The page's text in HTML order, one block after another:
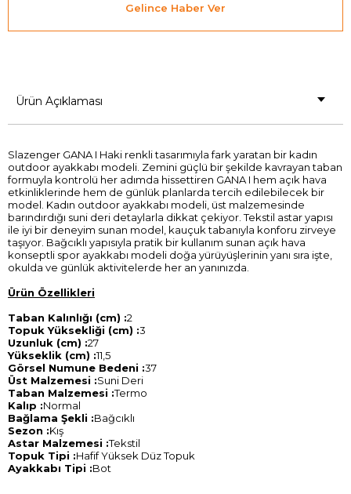
Gelince Haber Ver
Ürün Açıklaması
Slazenger GANA I Haki renkli tasarımıyla fark yaratan bir kadın
outdoor ayakkabı modeli. Zemini güçlü bir şekilde kavrayan taban
formuyla kontrolü her adımda hissettiren GANA I hem açık hava
etkinliklerinde hem de günlük planlarda tercih edilebilecek bir
model. Kadın outdoor ayakkabı modeli, üst malzemesinde
barındırdığı suni deri detaylarla dikkat çekiyor. Tekstil astar yapısı
ile iyi bir deneyim sunan model, kauçuk tabanıyla konforu zirveye
taşıyor. Bağcıklı yapısıyla pratik bir kullanım sunan açık hava
konseptli spor ayakkabı modeli doğa yürüyüşlerinin yanı sıra işte,
okulda ve günlük aktivitelerde her an yanınızda.
Ürün Özellikleri
Taban Kalınlığı (cm) :2
Topuk Yüksekliği (cm) :3
Uzunluk (cm) :27
Yükseklik (cm) :11,5
Görsel Numune Bedeni :37
Üst Malzemesi :Suni Deri
Taban Malzemesi :Termo
Kalıp :Normal
Bağlama Şekli :Bağcıklı
Sezon :Kış
Astar Malzemesi :Tekstil
Topuk Tipi :Hafif Yüksek Düz Topuk
Ayakkabı Tipi :Bot